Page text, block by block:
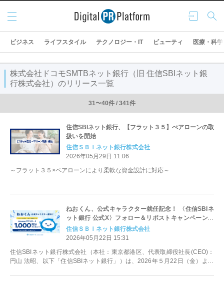
ログ
イン
検索
メニ
ュー
ビジネス ライフスタイル テクノロジー・IT ビューティ 医療・科学
株式会社ドコモSMTBネット銀行（旧 住信SBIネット銀
行株式会社）のリリース一覧
31〜40件 / 341件
住信SBIネット銀行、【フラット３５】ぺアローンの取
扱いを開始
住信ＳＢＩネット銀行株式会社
2026年05月29日 11:06
～フラット３５×ペアローンにより柔軟な資金設計に対応～
ねおくん、公式キャラクター就任記念！ 〈住信SBIネ
ット銀行 公式X〉フォロー＆リポストキャンペーンを
開始
住信ＳＢＩネット銀行株式会社
2026年05月22日 15:31
住信SBIネット銀行株式会社（本社：東京都港区、代表取締役社長(CEO)：
円山 法昭、以下「住信SBIネット銀行」）は、2026年５月22日（金）より